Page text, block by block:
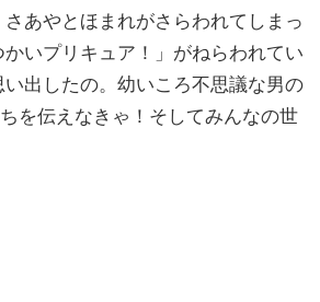
あやとほまれがさらわれてしまっ
いプリキュア！」がねらわれてい
出したの。幼いころ不思議な男の
を伝えなきゃ！そしてみんなの世